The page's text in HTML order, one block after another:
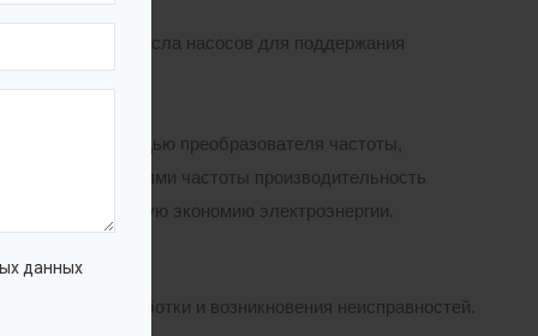
данных
требуемого числа насосов для поддержания
с помощью преобразователя частоты,
частоты производительность
даем ощутимую экономию электроэнергии.
времени наработки и возникновения неисправностей.